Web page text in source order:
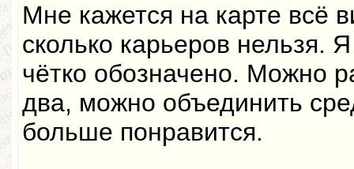
Мне кажется на карте всё
сколько карьеров нельзя.
чётко обозначено. Можно
два, можно объединить
больше понравится.